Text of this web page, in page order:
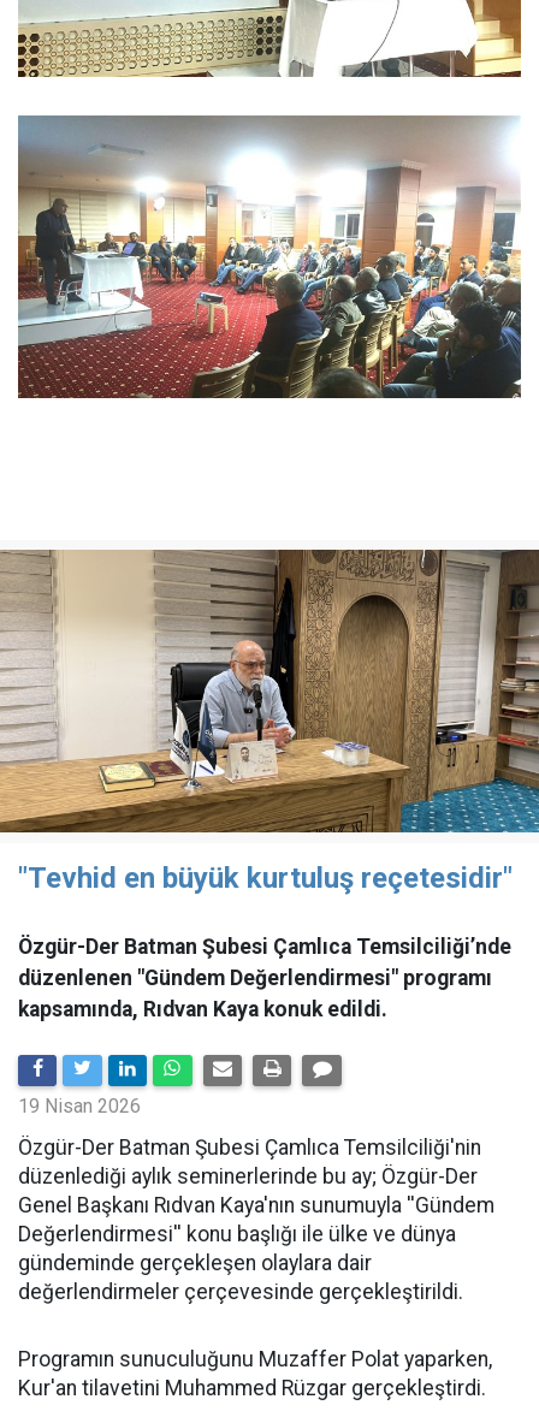
"Tevhid en büyük kurtuluş reçetesidir"
Özgür-Der Batman Şubesi Çamlıca Temsilciliği’nde
düzenlenen "Gündem Değerlendirmesi" programı
kapsamında, Rıdvan Kaya konuk edildi.
19 Nisan 2026
​Özgür-Der Batman Şubesi Çamlıca Temsilciliği'nin
düzenlediği aylık seminerlerinde bu ay; Özgür-Der
Genel Başkanı Rıdvan Kaya'nın sunumuyla ''Gündem
Değerlendirmesi'' konu başlığı ile ülke ve dünya
gündeminde gerçekleşen olaylara dair
değerlendirmeler çerçevesinde gerçekleştirildi.
Programın sunuculuğunu Muzaffer Polat yaparken,
Kur'an tilavetini Muhammed Rüzgar gerçekleştirdi.